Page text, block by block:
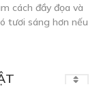
cách đầy đọa và
tươi sáng hơn nếu